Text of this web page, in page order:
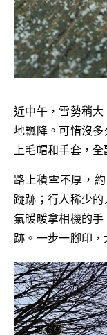
近中午，雪勢稍
地飄降。可惜沒
上毛帽和手套，全
路上積雪不厚，
蹤跡；行人稀少
氣暖暖拿相機的
跡。一步一腳印，